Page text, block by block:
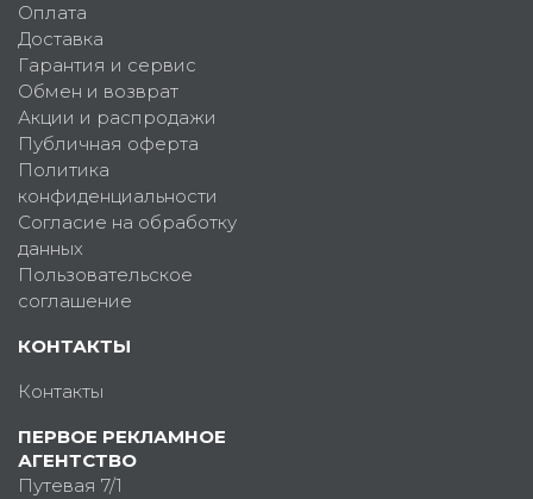
Оплата
Доставка
Гарантия и сервис
Обмен и возврат
Акции и распродажи
Публичная оферта
Политика
конфиденциальности
Согласие на обработку
данных
Пользовательское
соглашение
КОНТАКТЫ
Контакты
ПЕРВОЕ РЕКЛАМНОЕ
АГЕНТСТВО
Путевая 7/1